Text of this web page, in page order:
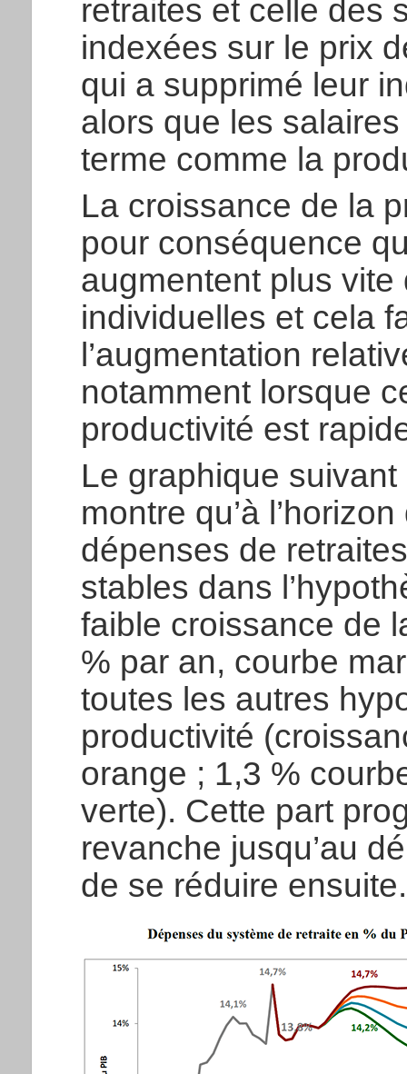
retraites et celle des
indexées sur le prix
qui a supprimé leur
alors que les
terme comme la
La croissance de la
pour conséquence
augmentent plus vite
individuelles et cela
l’augmentation
notamment lorsque
productivité est
Le graphique
montre qu’à
dépenses de
stables dans
faible croissance de
% par an, courbe
toutes les autres
productivité
orange ; 1,3 %
verte). Cette part
revanche jusqu’au
de se réduire ensuite.